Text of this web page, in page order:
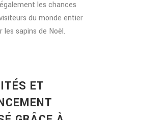
les chances
du monde entier
les sapins de Noël.
ET